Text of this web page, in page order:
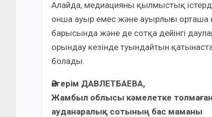
Алайда, медиацияны қылмыстық
онша ауыр емес және ауырлығы
барысында және де сотқа дейінгі
орындау кезінде туындайтын
болады.
Әйгерім ДАВЛЕТБАЕВА,
Жамбыл облысы кәмелетке
ауданаралық сотының бас маманы